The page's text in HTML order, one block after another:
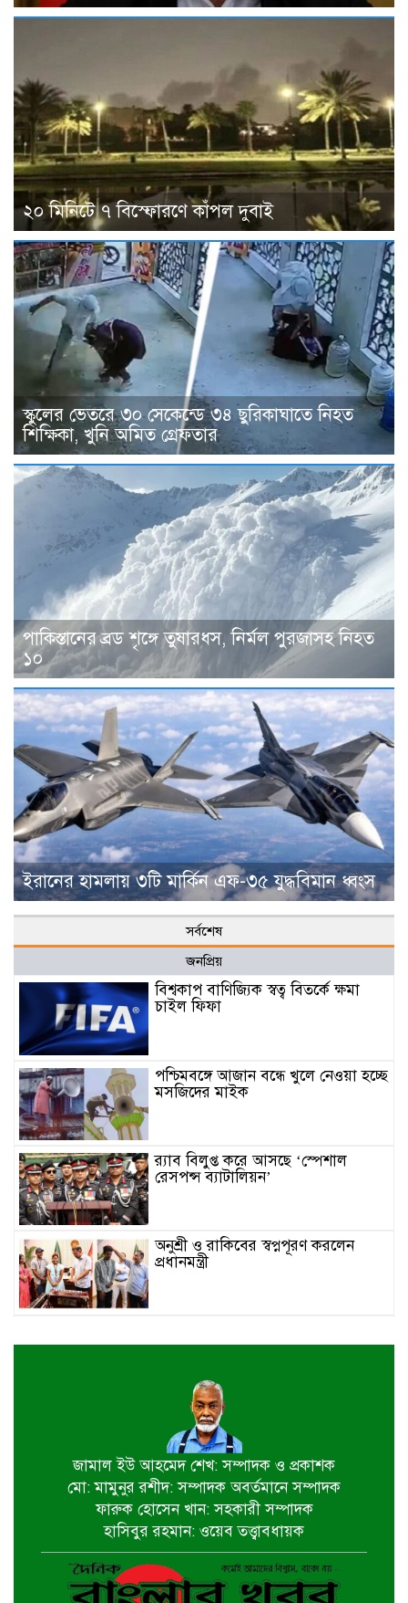
২০ মিনিটে ৭ বিস্ফোরণে কাঁপল দুবাই
স্কুলের ভেতরে ৩০ সেকেন্ডে ৩৪ ছুরিকাঘাতে নিহত
শিক্ষিকা, খুনি অমিত গ্রেফতার
পাকিস্তানের ব্রড শৃঙ্গে তুষারধস, নির্মল পুরজাসহ নিহত
১০
ইরানের হামলায় ৩টি মার্কিন এফ-৩৫ যুদ্ধবিমান ধ্বংস
সর্বশেষ
জনপ্রিয়
বিশ্বকাপ বাণিজ্যিক স্বত্ব বিতর্কে ক্ষমা
চাইল ফিফা
পশ্চিমবঙ্গে আজান বন্ধে খুলে নেওয়া হচ্ছে
মসজিদের মাইক
র‌্যাব বিলুপ্ত করে আসছে ‘স্পেশাল
রেসপন্স ব্যাটালিয়ন’
অনুশ্রী ও রাকিবের স্বপ্নপূরণ করলেন
প্রধানমন্ত্রী
জেলা কমিটির সভা অনুষ্ঠিত
পাইকগাছায় বাইসাইকেল, ভ্যান ও
সেলাই মেশিন বিতরণ
নির্বাচিত না হলেও নির্বাচনী প্রতিশ্রুতি
বাস্তবায়নে কাজ করছি- কপিল কৃষ্ণ মণ্ডল
বাগেরহাট খানজাহান আলী ডিগ্রি কলেজে
জামাল ইউ আহমেদ শেখ: সম্পাদক ও প্রকাশক
মো: মামুনুর রশীদ: সম্পাদক অবর্তমানে সম্পাদক
ফারুক হোসেন খান: সহকারী সম্পাদক
হাসিবুর রহমান: ওয়েব তত্ত্বাবধায়ক